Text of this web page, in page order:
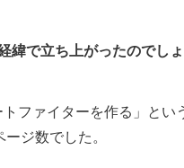
で立ち上がったのでしょ
ファイターを作る」と
ジ数でした。